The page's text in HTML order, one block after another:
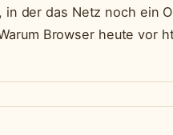
der das Netz noch ein
Browser heute vor